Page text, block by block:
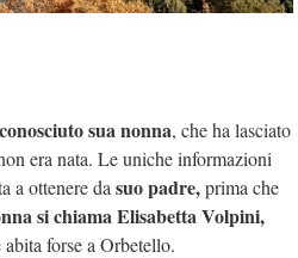
sua nonna, che ha lasciato
era nata. Le uniche informazioni
a ottenere da suo padre,prima che
si chiama Elisabetta Volpini,
forse a Orbetello.